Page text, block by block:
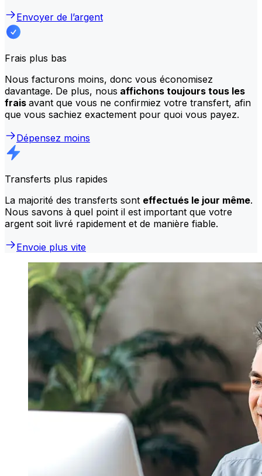
Envoyer de l’argent
Frais plus bas
Nous facturons moins, donc vous économisez
davantage. De plus, nous affichons toujours tous les
frais avant que vous ne confirmiez votre transfert, afin
que vous sachiez exactement pour quoi vous payez.
Dépensez moins
Transferts plus rapides
La majorité des transferts sont effectués le jour même.
Nous savons à quel point il est important que votre
argent soit livré rapidement et de manière fiable.
Envoie plus vite